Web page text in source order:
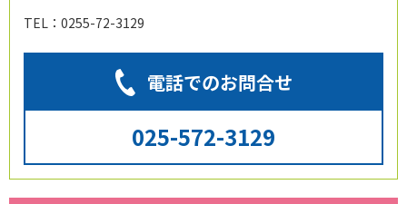
TEL：0255-72-3129
電話でのお問合せ
025-572-3129